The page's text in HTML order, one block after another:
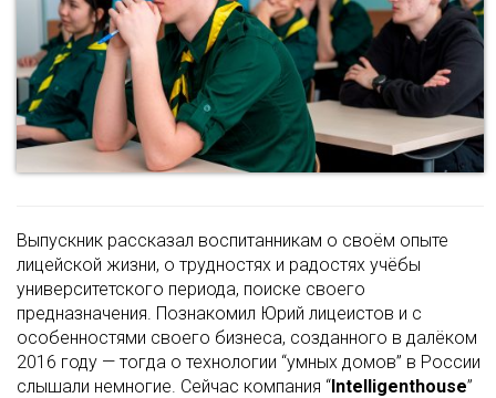
Выпускник рассказал воспитанникам о своём опыте
лицейской жизни, о трудностях и радостях учёбы
университетского периода, поиске своего
предназначения. Познакомил Юрий лицеистов и с
особенностями своего бизнеса, созданного в далёком
2016 году — тогда о технологии “умных домов” в России
слышали немногие. Сейчас компания “Intelligenthouse”